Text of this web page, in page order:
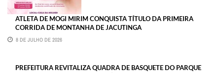
ATLETA DE MOGI MIRIM CONQUISTA TÍTULO DA PRIMEIRA
CORRIDA DE MONTANHA DE JACUTINGA
8 DE JULHO DE 2026
PREFEITURA REVITALIZA QUADRA DE BASQUETE DO PARQUE